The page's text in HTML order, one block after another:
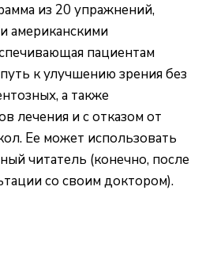
из 20 упражнений,
американскими
пациентам
к улучшению зрения без
а также
лечения и с отказом от
Ее может использовать
читатель (конечно, после
со своим доктором).